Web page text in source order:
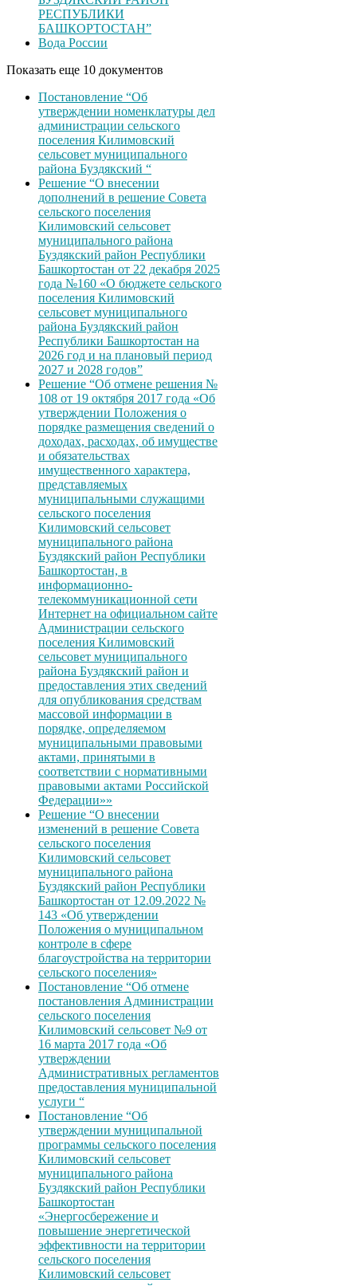
РЕСПУБЛИКИ
БАШКОРТОСТАН”
Вода России
Показать еще 10 документов
Постановление “Об
утверждении номенклатуры дел
администрации сельского
поселения Килимовский
сельсовет муниципального
района Буздякский “
Решение “О внесении
дополнений в решение Совета
сельского поселения
Килимовский сельсовет
муниципального района
Буздякский район Республики
Башкортостан от 22 декабря 2025
года №160 «О бюджете сельского
поселения Килимовский
сельсовет муниципального
района Буздякский район
Республики Башкортостан на
2026 год и на плановый период
2027 и 2028 годов”
Решение “Об отмене решения №
108 от 19 октября 2017 года «Об
утверждении Положения о
порядке размещения сведений о
доходах, расходах, об имуществе
и обязательствах
имущественного характера,
представляемых
муниципальными служащими
сельского поселения
Килимовский сельсовет
муниципального района
Буздякский район Республики
Башкортостан, в
информационно-
телекоммуникационной сети
Интернет на официальном сайте
Администрации сельского
поселения Килимовский
сельсовет муниципального
района Буздякский район и
предоставления этих сведений
для опубликования средствам
массовой информации в
порядке, определяемом
муниципальными правовыми
актами, принятыми в
соответствии с нормативными
правовыми актами Российской
Федерации»»
Решение “О внесении
изменений в решение Совета
сельского поселения
Килимовский сельсовет
муниципального района
Буздякский район Республики
Башкортостан от 12.09.2022 №
143 «Об утверждении
Положения о муниципальном
контроле в сфере
благоустройства на территории
сельского поселения»
Постановление “Об отмене
постановления Администрации
сельского поселения
Килимовский сельсовет №9 от
16 марта 2017 года «Об
утверждении
Административных регламентов
предоставления муниципальной
услуги “
Постановление “Об
утверждении муниципальной
программы сельского поселения
Килимовский сельсовет
муниципального района
Буздякский район Республики
Башкортостан
«Энергосбережение и
повышение энергетической
эффективности на территории
сельского поселения
Килимовский сельсовет